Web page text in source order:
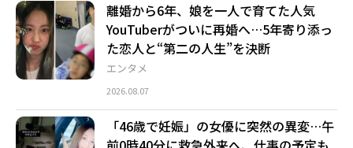
エンタメ
離婚から6年、娘を一人で育てた人気
YouTuberがついに再婚へ…5年寄り添っ
た恋人と“第二の人生”を決断
2026.08.07
「46歳で妊娠」の女優に突然の異変…午